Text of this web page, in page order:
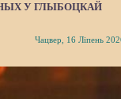
У ГЛЫБОЦКАЙ
Чацвер, 16 Ліпень